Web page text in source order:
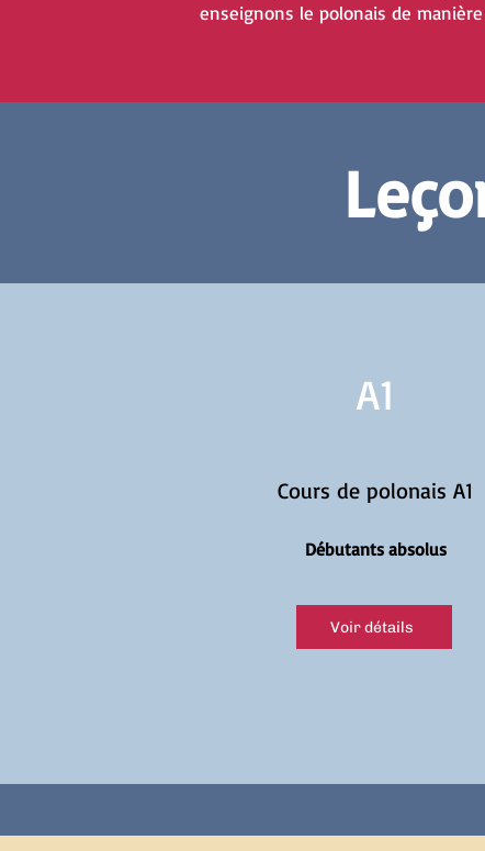
enseignons le polonais de
A1
Cours de polonais A1
Débutants absolus
Voir détails